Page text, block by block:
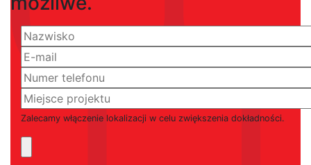
Zalecamy włączenie lokalizacji w celu zwiększenia dokładności.